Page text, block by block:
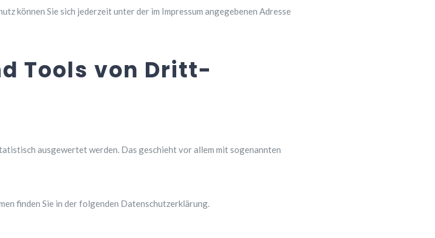
können Sie sich jederzeit unter der im Impressum angegebenen Adresse
Tools von Dritt­
ausgewertet werden. Das geschieht vor allem mit sogenannten
finden Sie in der folgenden Datenschutzerklärung.